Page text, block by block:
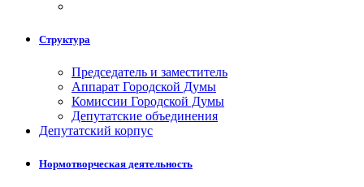
Структура
Председатель и заместитель
Аппарат Городской Думы
Комиссии Городской Думы
Депутатские объединения
Депутатский корпус
Нормотворческая деятельность